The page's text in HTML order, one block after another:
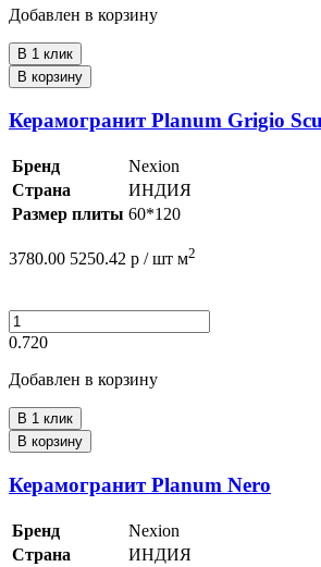
Добавлен в корзину
В 1 клик
В корзину
Керамогранит Planum Grigio
Бренд
Nexion
Страна
ИНДИЯ
Размер плиты 60*120
3780.00 5250.42 р / шт м2
0.720
Добавлен в корзину
В 1 клик
В корзину
Керамогранит Planum Nero
Бренд
Nexion
Страна
ИНДИЯ